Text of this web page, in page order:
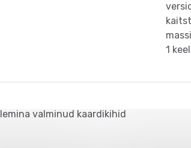
1
valminud kaardikihid